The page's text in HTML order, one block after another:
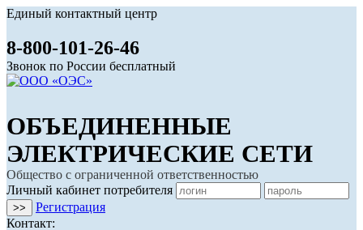
Единый контактный центр
8-800-101-26-46
Звонок по России бесплатный
ОБЪЕДИНЕННЫЕ
ЭЛЕКТРИЧЕСКИЕ СЕТИ
Общество с ограниченной ответственностью
Личный кабинет потребителя
Регистрация
Контакт: